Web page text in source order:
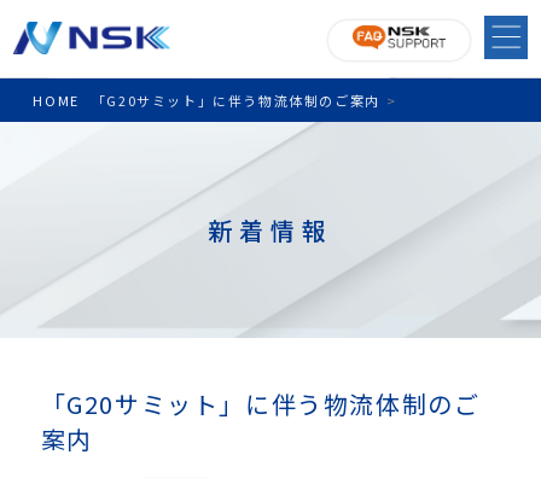
HOME >
「G20サミット」に伴う物流体制のご案内
新着情報
「G20サミット」に伴う物流体制のご
案内